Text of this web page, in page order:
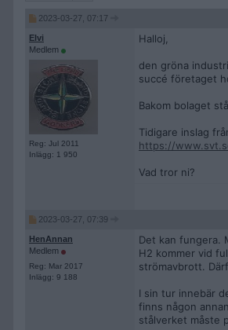
2023-03-27, 07:17
Elvi
Medlem
Reg: Jul 2011
Inlägg: 1 950
Halloj,
den gröna
succé företaget
Bakom bolaget
Tidigare inslag
https://
Vad tror ni?
2023-03-27, 07:39
HenAnnan
Medlem
Reg: Mar 2017
Inlägg: 9 188
Det kan fungera.
H2 kommer vid
strömavbrott.
I sin tur innebär
finns någon
stålverket måste